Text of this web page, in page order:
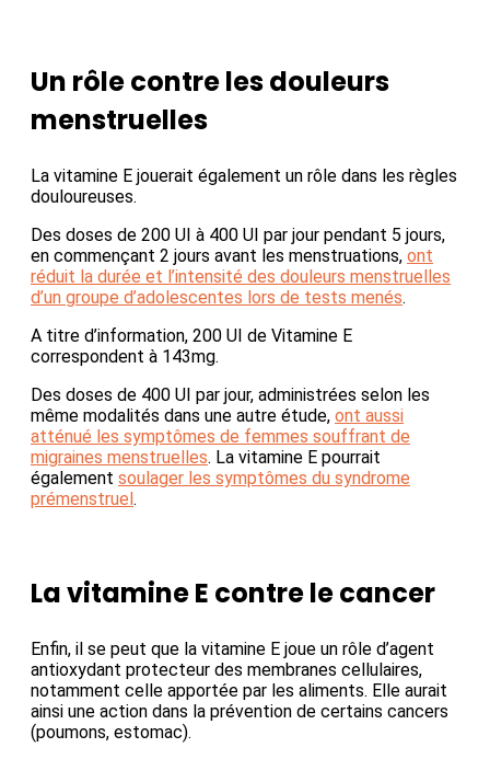
Un rôle contre les douleurs
menstruelles
La vitamine E jouerait également un rôle dans les règles
douloureuses.
Des doses de 200 UI à 400 UI par jour pendant 5 jours,
en commençant 2 jours avant les menstruations, ont
réduit la durée et l’intensité des douleurs menstruelles
d’un groupe d’adolescentes lors de tests menés.
A titre d’information, 200 UI de Vitamine E
correspondent à 143mg.
Des doses de 400 UI par jour, administrées selon les
même modalités dans une autre étude, ont aussi
atténué les symptômes de femmes souffrant de
migraines menstruelles. La vitamine E pourrait
également soulager les symptômes du syndrome
prémenstruel .
La vitamine E contre le cancer
Enfin, il se peut que la vitamine E joue un rôle d’agent
antioxydant protecteur des membranes cellulaires,
notamment celle apportée par les aliments. Elle aurait
ainsi une action dans la prévention de certains cancers
(poumons, estomac).